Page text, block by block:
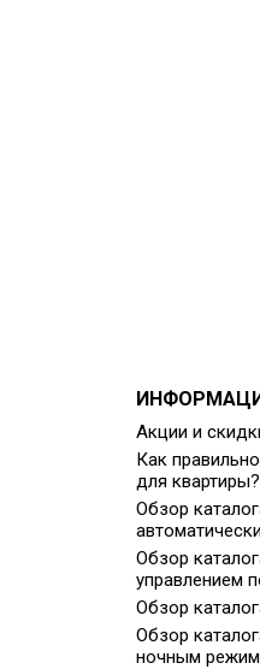
Акции и
Как
для квартиры?
Обзор
Обзор
управлением
Обзор
Обзор
ночным